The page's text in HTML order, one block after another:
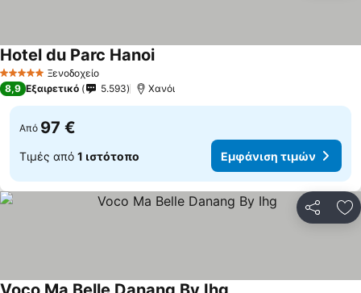
5 Αστέρια Ξενοδοχείο
Hotel du Parc Hanoi
8,9 Εξαιρετικό 5.593 Χανόι
Από 97 €
Τιμές από 1 ιστότοπο Εμφάνιση τιμών